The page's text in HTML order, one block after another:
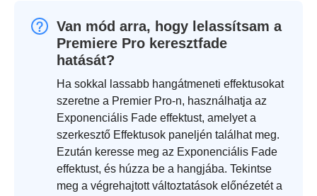
Van mód arra, hogy lelassítsam a
Premiere Pro keresztfade
hatását?
Ha sokkal lassabb hangátmeneti effektusokat
szeretne a Premier Pro-n, használhatja az
Exponenciális Fade effektust, amelyet a
szerkesztő Effektusok paneljén találhat meg.
Ezután keresse meg az Exponenciális Fade
effektust, és húzza be a hangjába. Tekintse
meg a végrehajtott változtatások előnézetét a